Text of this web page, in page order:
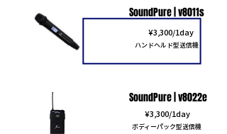
SoundPure | v8011s
​¥3,300/1day
ハンドヘルド型送信機
SoundPure | v8022e
​¥3,300/1day
ボディーパック型送信機